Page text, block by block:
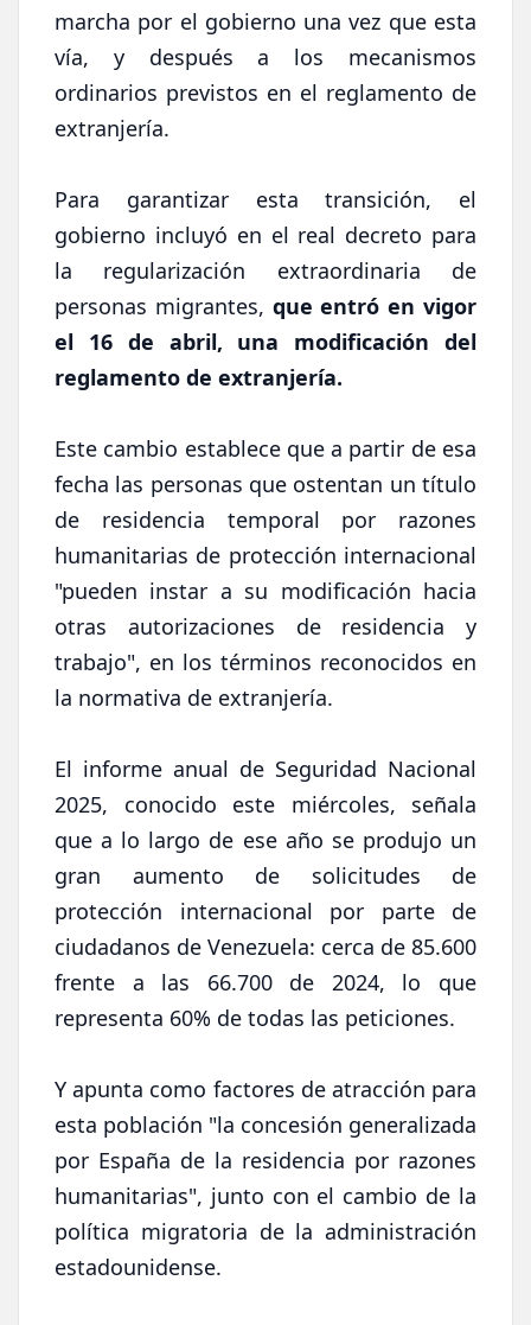
marcha por el gobierno una vez que esta
vía, y después a los mecanismos
ordinarios previstos en el reglamento de
extranjería.
Para garantizar esta transición, el
gobierno incluyó en el real decreto para
la regularización extraordinaria de
personas migrantes, que entró en vigor
el 16 de abril, una modificación del
reglamento de extranjería.
Este cambio establece que a partir de esa
fecha las personas que ostentan un título
de residencia temporal por razones
humanitarias de protección internacional
"pueden instar a su modificación hacia
otras autorizaciones de residencia y
trabajo", en los términos reconocidos en
la normativa de extranjería.
El informe anual de Seguridad Nacional
2025, conocido este miércoles, señala
que a lo largo de ese año se produjo un
gran aumento de solicitudes de
protección internacional por parte de
ciudadanos de Venezuela: cerca de 85.600
frente a las 66.700 de 2024, lo que
representa 60% de todas las peticiones.
Y apunta como factores de atracción para
esta población "la concesión generalizada
por España de la residencia por razones
humanitarias", junto con el cambio de la
política migratoria de la administración
estadounidense.